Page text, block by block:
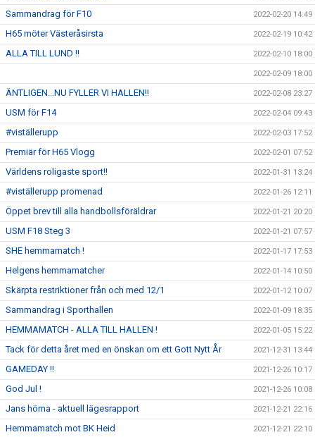
Sammandrag för F10 2022-02-20 14:49
H65 möter Västeråsirsta 2022-02-19 10:42
ALLA TILL LUND !! 2022-02-10 18:00
2022-02-09 18:00
ÄNTLIGEN...NU FYLLER VI HALLEN!! 2022-02-08 23:27
USM för F14 2022-02-04 09:43
#viställerupp 2022-02-03 17:52
Premiär för H65 Vlogg 2022-02-01 07:52
Världens roligaste sport!! 2022-01-31 13:24
#viställerupp promenad 2022-01-26 12:11
Öppet brev till alla handbollsföräldrar 2022-01-21 20:20
USM F18 Steg 3 2022-01-21 07:57
SHE hemmamatch ! 2022-01-17 17:53
Helgens hemmamatcher 2022-01-14 10:50
Skärpta restriktioner från och med 12/1 2022-01-12 10:07
Sammandrag i Sporthallen 2022-01-09 18:35
HEMMAMATCH - ALLA TILL HALLEN ! 2022-01-05 15:22
Tack för detta året med en önskan om ett Gott Nytt År 2021-12-31 13:44
GAMEDAY !! 2021-12-26 10:17
God Jul ! 2021-12-26 10:08
Jans hörna - aktuell lägesrapport 2021-12-21 22:16
Hemmamatch mot BK Heid 2021-12-21 22:10